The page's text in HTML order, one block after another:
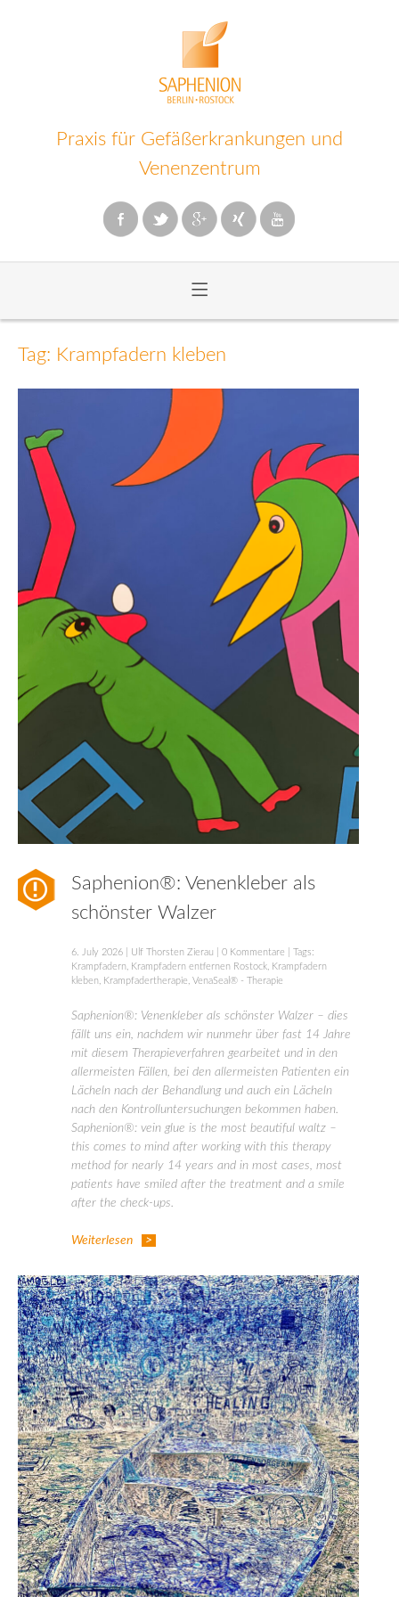
Praxis für Gefäßerkrankungen und
Venenzentrum
≡
Inhalt
Tag: Krampfadern kleben
Saphenion®: Venenkleber als
schönster Walzer
6. July 2026 Ulf Thorsten Zierau 0 Kommentare | Tags:
Krampfadern
Krampfadern entfernen Rostock
Krampfadern
kleben
Krampfadertherapie VenaSeal® - Therapie
Saphenion®: Venenkleber als schönster Walzer – dies
fällt uns ein, nachdem wir nunmehr über fast 14 Jahre
mit diesem Therapieverfahren gearbeitet und in den
allermeisten Fällen, bei den allermeisten Patienten ein
Lächeln nach der Behandlung und auch ein Lächeln
nach den Kontrolluntersuchungen bekommen haben.
Saphenion®: vein glue is the most beautiful waltz –
this comes to mind after working with this therapy
method for nearly 14 years and in most cases, most
patients have smiled after the treatment and a smile
after the check-ups.
Weiterlesen